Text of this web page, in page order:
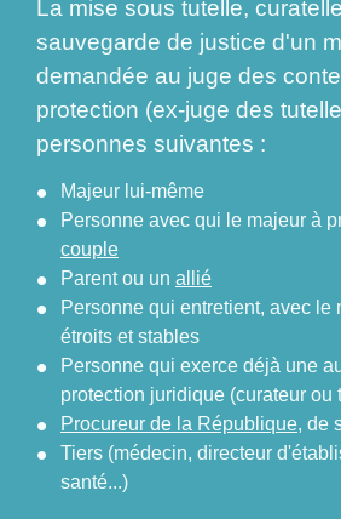
La mise sous tutelle,
sauvegarde de justice d'un
demandée au juge des
protection (ex-juge des
personnes suivantes :
Majeur lui-même
Personne avec qui le majeur à
couple
Parent ou un allié
Personne qui entretient, avec le
étroits et stables
Personne qui exerce déjà une
protection juridique (curateur ou
Procureur de la République, de
Tiers (médecin, directeur
santé...)